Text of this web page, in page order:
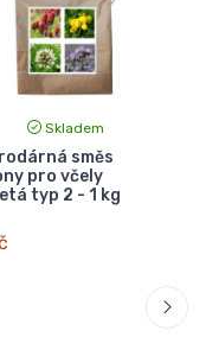
Skladem
směs
pro včely
typ 2 - 1 kg